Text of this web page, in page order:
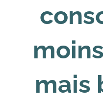
mais